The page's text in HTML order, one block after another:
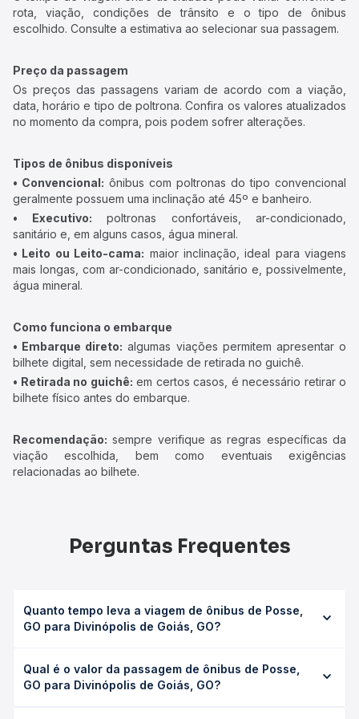
rota, viação, condições de trânsito e o tipo de ônibus
escolhido. Consulte a estimativa ao selecionar sua passagem.
Preço da passagem
Os preços das passagens variam de acordo com a viação,
data, horário e tipo de poltrona. Confira os valores atualizados
no momento da compra, pois podem sofrer alterações.
Tipos de ônibus disponíveis
• Convencional: ônibus com poltronas do tipo convencional
geralmente possuem uma inclinação até 45º e banheiro.
• Executivo: poltronas confortáveis, ar-condicionado,
sanitário e, em alguns casos, água mineral.
• Leito ou Leito-cama: maior inclinação, ideal para viagens
mais longas, com ar-condicionado, sanitário e, possivelmente,
água mineral.
Como funciona o embarque
• Embarque direto: algumas viações permitem apresentar o
bilhete digital, sem necessidade de retirada no guichê.
• Retirada no guichê: em certos casos, é necessário retirar o
bilhete físico antes do embarque.
Recomendação: sempre verifique as regras específicas da
viação escolhida, bem como eventuais exigências
relacionadas ao bilhete.
Perguntas Frequentes
Quanto tempo leva a viagem de ônibus de Posse,
GO para Divinópolis de Goiás, GO?
Goiás, GO leva em média 3h 45min, podendo variar
conforme a viação, o tipo de serviço (convencional,
Qual é o valor da passagem de ônibus de Posse,
GO para Divinópolis de Goiás, GO?